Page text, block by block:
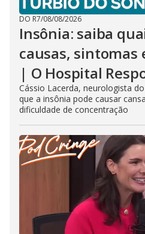
DO R7/08/08/2026
Insônia: saiba
causas,
| O Hospital
Cássio Lacerda, neurologista
que a insônia pode causar
dificuldade de concentração